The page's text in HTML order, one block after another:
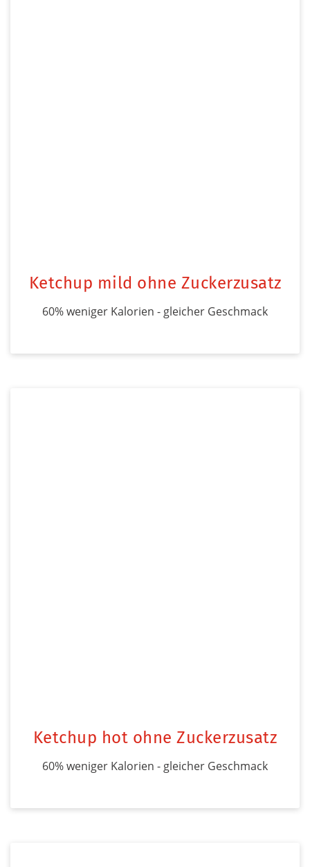
Ketchup mild ohne Zuckerzusatz
60% weniger Kalorien - gleicher Geschmack
Ketchup hot ohne Zuckerzusatz
60% weniger Kalorien - gleicher Geschmack